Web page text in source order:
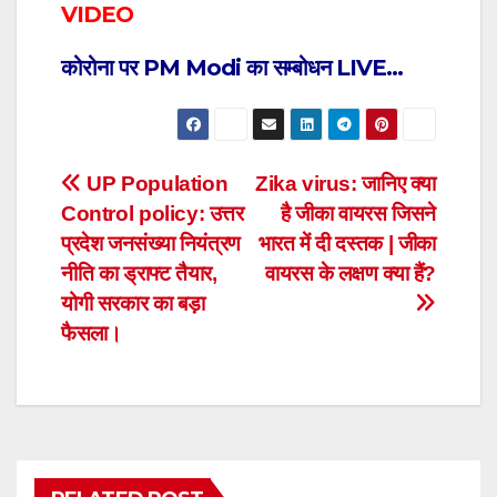
VIDEO
कोरोना पर PM Modi का सम्बोधन LIVE…
Post
navigation
Zika virus: जानिए क्या
है जीका वायरस जिसने
भारत में दी दस्तक | जीका
वायरस के लक्षण क्या हैं?
UP Population
Control policy: उत्तर
प्रदेश जनसंख्या नियंत्रण
नीति का ड्राफ्ट तैयार,
योगी सरकार का बड़ा
फैसला।